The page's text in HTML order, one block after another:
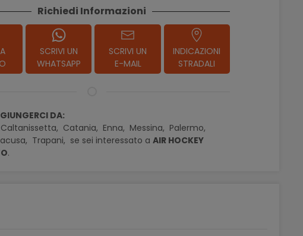
Richiedi Informazioni
SCRIVI UN
WHATSAPP
SCRIVI UN
E-MAIL
INDICAZIONI
STRADALI
DA:
Caltanissetta, Catania, Enna, Messina, Palermo,
Trapani, se sei interessato aAIR HOCKEY
.